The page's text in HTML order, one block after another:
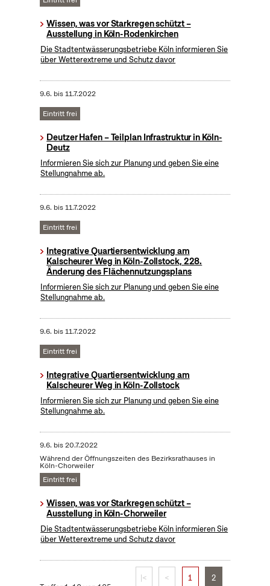
Wissen, was vor Starkregen schützt –
Ausstellung in Köln-Rodenkirchen
Die Stadtentwässerungsbetriebe Köln informieren Sie
über Wetterextreme und Schutz davor
9.6. bis11.7.2022
Eintritt frei
Deutzer Hafen – Teilplan Infrastruktur in Köln-
Deutz
Informieren Sie sich zur Planung und geben Sie eine
Stellungnahme ab.
9.6. bis11.7.2022
Eintritt frei
Integrative Quartiersentwicklung am
Kalscheurer Weg in Köln-Zollstock, 228.
Änderung des Flächennutzungsplans
Informieren Sie sich zur Planung und geben Sie eine
Stellungnahme ab.
9.6. bis11.7.2022
Eintritt frei
Integrative Quartiersentwicklung am
Kalscheurer Weg in Köln-Zollstock
Informieren Sie sich zur Planung und geben Sie eine
Stellungnahme ab.
9.6. bis20.7.2022
Während der Öffnungszeiten des Bezirksrathauses in
Köln-Chorweiler
Eintritt frei
Wissen, was vor Starkregen schützt –
Ausstellung in Köln-Chorweiler
Die Stadtentwässerungsbetriebe Köln informieren Sie
über Wetterextreme und Schutz davor
|< < 1 2